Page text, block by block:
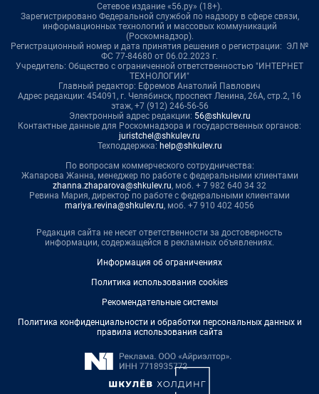
Сетевое издание «56.ру» (18+).
Зарегистрировано Федеральной службой по надзору в сфере связи,
информационных технологий и массовых коммуникаций
(Роскомнадзор).
Регистрационный номер и дата принятия решения о регистрации: ЭЛ №
ФС 77-84680 от 06.02.2023 г.
Учредитель: Общество с ограниченной ответственностью "ИНТЕРНЕТ
ТЕХНОЛОГИИ"
Главный редактор: Ефремов Анатолий Павлович
Адрес редакции: 454091, г. Челябинск, проспект Ленина, 26А, стр.2, 16
этаж, +7 (912) 246-56-56
Электронный адрес редакции: 56@shkulev.ru
Контактные данные для Роскомнадзора и государственных органов:
juristchel@shkulev.ru
Техподдержка: help@shkulev.ru
По вопросам коммерческого сотрудничества:
Жапарова Жанна, менеджер по работе с федеральными клиентами
zhanna.zhaparova@shkulev.ru, моб. + 7 982 640 34 32
Ревина Мария, директор по работе с федеральными клиентами
mariya.revina@shkulev.ru, моб. +7 910 402 4056
Редакция сайта не несет ответственности за достоверность
информации, содержащейся в рекламных объявлениях.
Информация об ограничениях
Политика использования cookies
Рекомендательные системы
Политика конфиденциальности и обработки персональных данных и
правила использования сайта